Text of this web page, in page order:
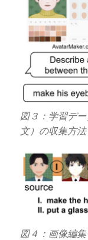
図３：学習デ
文）の収集方法
図４：画像編